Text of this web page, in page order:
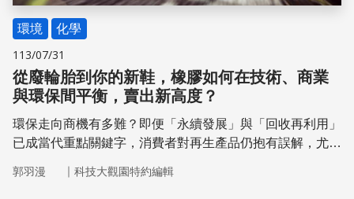
環境 化學
113/07/31
從廢輪胎到你的新鞋，橡膠如何在技術、商業
與環保間平衡，賣出新高度？
環保走向商機有多難？即便「永續發展」與「回收再利用」
已成當代重點關鍵字，消費者對再生產品仍抱有誤解，尤其
難受青睞。為此，我們特別邀請工業技術研究院材化所吳志
郭羽漫 ｜ 科技大觀園特約編輯